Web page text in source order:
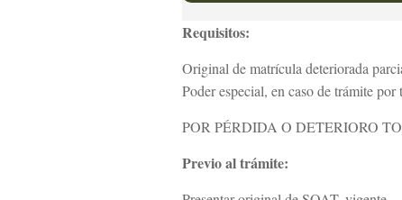
Requisitos:
Original de matrícula deteriorada
Poder especial, en caso de trámite por
POR PÉRDIDA O DETERIORO
Previo al trámite: